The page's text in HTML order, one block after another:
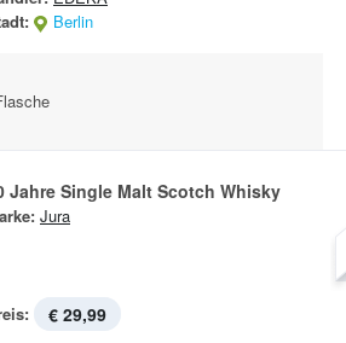
Berlin
Jahre Single Malt Scotch Whisky
Jura
€ 29,99